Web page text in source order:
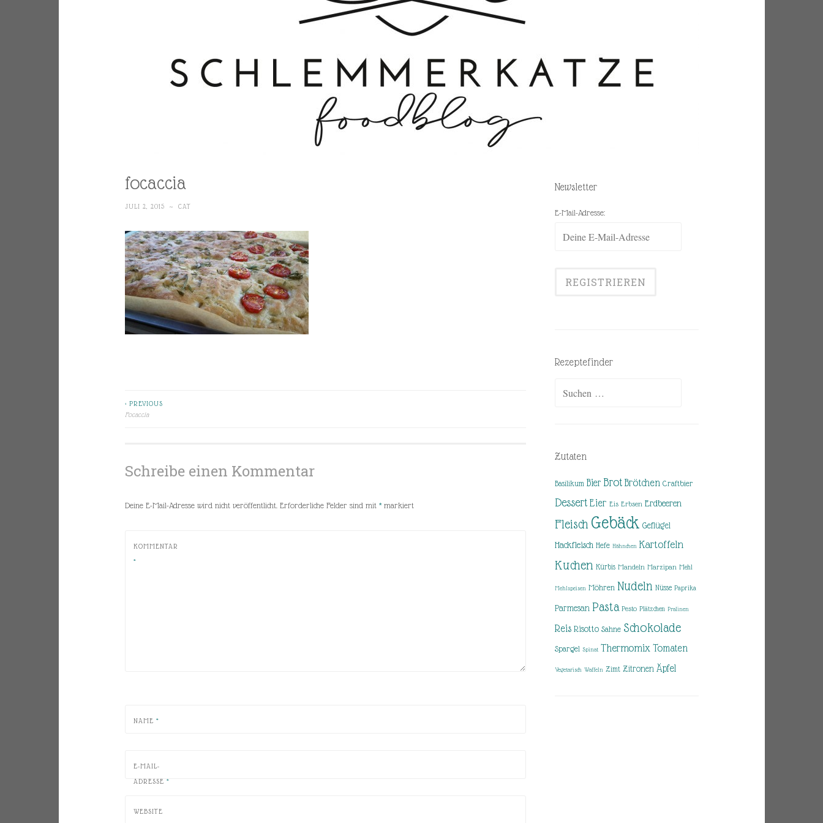
focaccia
JULI 2, 2015 ~ CAT
Beitragsnavigation
< PREVIOUS
Focaccia
Schreibe einen Kommentar
Deine E-Mail-Adresse wird nicht veröffentlicht. Erforderliche Felder sind mit *markiert
KOMMENTAR
*
NAME *
E-MAIL-
ADRESSE *
WEBSITE
Newsletter
E-Mail-Adresse:
Rezeptefinder
Zutaten
Basilikum Bier Brot Brötchen Craftbier
Dessert Eier Eis Erbsen Erdbeeren
Fleisch Gebäck Geflügel
Hackfleisch Hefe Hähnchen Kartoffeln
Kuchen Kürbis Mandeln Marzipan Mehl
Mehlspeisen Möhren Nudeln Nüsse Paprika
Parmesan Pasta Pesto Plätzchen Pralinen
Reis Risotto Sahne Schokolade
Spargel Spinat Thermomix Tomaten
Vegetarisch Waffeln Zimt Zitronen Äpfel